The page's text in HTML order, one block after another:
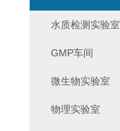
水质检测实验室
GMP车间
微生物实验室
物理实验室